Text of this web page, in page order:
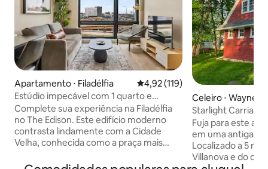
Apartamento ⋅ Filadélfia 4,92 de uma avaliação média de
4,92 (119)
Estúdio impecável com 1 quarto e
terraço|Cidade histórica|Vista premium
Complete sua experiência na Filadélfia
no The Edison. Este edifício moderno
contrasta lindamente com a Cidade
Velha, conhecida como a praça mais
melhores restaurantes, lojas,
Celeiro ⋅ Wayne
Starlight Carriage
Villanova Wayne
Fuja para este
em uma antiga
Localizado a 5
Villanova e do